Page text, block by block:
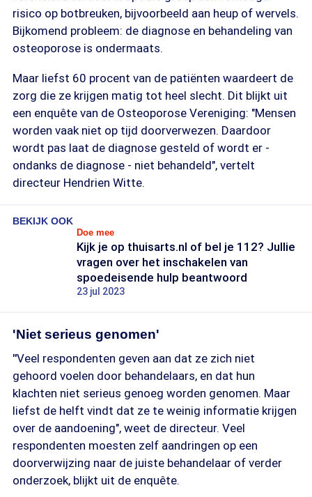
risico op botbreuken, bijvoorbeeld aan heup of wervels.
Bijkomend probleem: de diagnose en behandeling van
osteoporose is ondermaats.
Maar liefst 60 procent van de patiënten waardeert de
zorg die ze krijgen matig tot heel slecht. Dit blijkt uit
een enquête van de Osteoporose Vereniging: "Mensen
worden vaak niet op tijd doorverwezen. Daardoor
wordt pas laat de diagnose gesteld of wordt er -
ondanks de diagnose - niet behandeld", vertelt
directeur Hendrien Witte.
BEKIJK OOK
Doe mee
Kijk je op thuisarts.nl of bel je 112? Jullie
vragen over het inschakelen van
spoedeisende hulp beantwoord
23 jul 2023
'Niet serieus genomen'
"Veel respondenten geven aan dat ze zich niet
gehoord voelen door behandelaars, en dat hun
klachten niet serieus genoeg worden genomen. Maar
liefst de helft vindt dat ze te weinig informatie krijgen
over de aandoening", weet de directeur. Veel
respondenten moesten zelf aandringen op een
doorverwijzing naar de juiste behandelaar of verder
onderzoek, blijkt uit de enquête.